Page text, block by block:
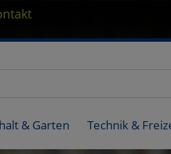
& Garten Technik &